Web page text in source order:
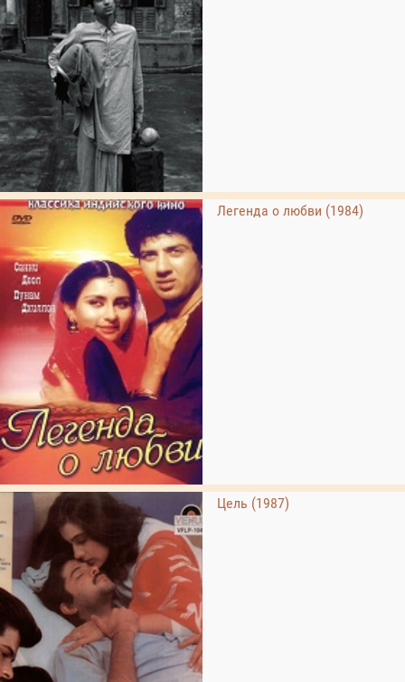
Легенда о любви (1984)
Цель (1987)